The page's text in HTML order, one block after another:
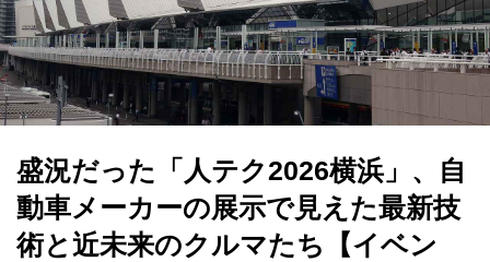
盛況だった「人テク2026横浜」、自
動車メーカーの展示で見えた最新技
術と近未来のクルマたち【イベン